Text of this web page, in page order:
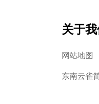
关于我
网站地图
东南云雀